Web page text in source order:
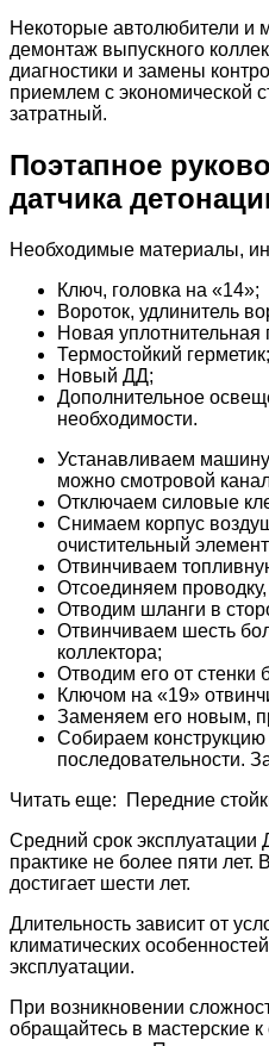
Некоторые автолюбители и
демонтаж выпускного
диагностики и замены
приемлем с экономической
затратный.
Поэтапное
датчика
Необходимые материалы,
Ключ, головка на «14»;
Вороток, удлинитель
Новая уплотнительная
Термостойкий герметик;
Новый ДД;
Дополнительное
необходимости.
Устанавливаем
можно смотровой
Отключаем силовые
Снимаем корпус
очистительный
Отвинчиваем
Отсоединяем проводку,
Отводим шланги в
Отвинчиваем шесть
коллектора;
Отводим его от стенки
Ключом на «19»
Заменяем его новым,
Собираем конструкцию
последовательности.
Читать еще: Передние
Средний срок
практике не более пяти лет.
достигает шести лет.
Длительность зависит от
климатических
эксплуатации.
При возникновении
обращайтесь в мастерские